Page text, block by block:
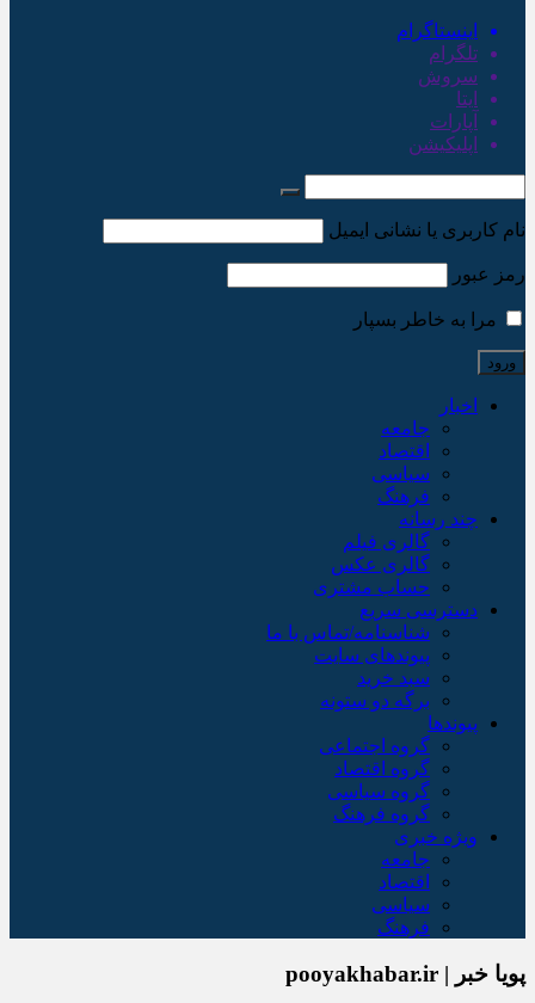
اینستاگرام
تلگرام
سروش
ایتا
آپارات
اپلیکیشن
نام کاربری یا نشانی ایمیل
رمز عبور
مرا به خاطر بسپار
اخبار
جامعه
اقتصاد
سیاسی
فرهنگ
چند رسانه
گالری فیلم
گالری عکس
حساب مشتری
دسترسی سریع
شناسنامه/تماس با ما
پیوندهای سایت
سبد خريد
برگه دو ستونه
پیوندها
گروه اجتماعی
گروه اقتصاد
گروه سیاسی
گروه فرهنگ
ویژه خبری
جامعه
اقتصاد
سیاسی
فرهنگ
پویا خبر | pooyakhabar.ir